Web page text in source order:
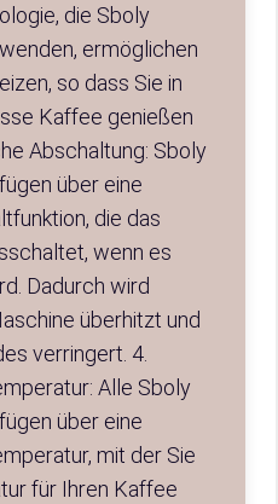
die Sboly
ermöglichen
so dass Sie in
Kaffee genießen
Abschaltung: Sboly
über eine
die das
wenn es
Dadurch wird
überhitzt und
verringert. 4.
Alle Sboly
über eine
mit der Sie
für Ihren Kaffee